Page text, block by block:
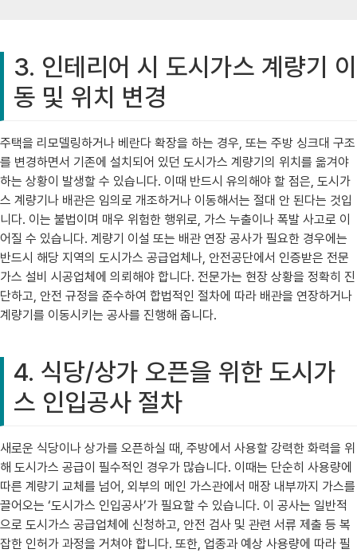
3. 인테리어 시 도시가스 계량기 이
동 및 위치 변경
주택을 리모델링하거나 베란다 확장을 하는 경우, 또는 주방 싱크대 구조
를 변경하면서 기존에 설치되어 있던 도시가스 계량기의 위치를 옮겨야
하는 상황이 발생할 수 있습니다. 이때 반드시 유의해야 할 점은, 도시가
스 계량기나 배관은 임의로 개조하거나 이동해서는 절대 안 된다는 것입
니다. 이는 불법이며 매우 위험한 행위로, 가스 누출이나 폭발 사고로 이
어질 수 있습니다. 계량기 이설 또는 배관 연장 공사가 필요한 경우에는
반드시 해당 지역의 도시가스 공급업체나, 안전공단에서 인증받은 전문
가스 설비 시공업체에 의뢰해야 합니다. 전문가는 현장 상황을 정확히 진
단하고, 안전 규정을 준수하여 합법적인 절차에 따라 배관을 연장하거나
계량기를 이동시키는 공사를 진행해 줍니다.
4. 식당/상가 오픈을 위한 도시가
스 인입공사 절차
새로운 식당이나 상가를 오픈하실 때, 주방에서 사용할 강력한 화력을 위
해 도시가스 공급이 필수적인 경우가 많습니다. 이때는 단순히 사용량에
따른 계량기 교체를 넘어, 외부의 메인 가스관에서 매장 내부까지 가스를
끌어오는 ‘도시가스 인입공사’가 필요할 수 있습니다. 이 공사는 일반적
으로 도시가스 공급업체에 신청하고, 안전 검사 및 관련 서류 제출 등 복
잡한 인허가 과정을 거쳐야 합니다. 또한, 업종과 예상 사용량에 따라 필